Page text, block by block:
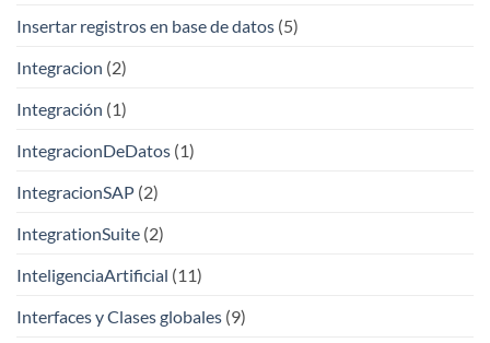
Insertar registros en base de datos (5)
Integracion (2)
Integración (1)
IntegracionDeDatos (1)
IntegracionSAP (2)
IntegrationSuite (2)
InteligenciaArtificial (11)
Interfaces y Clases globales (9)